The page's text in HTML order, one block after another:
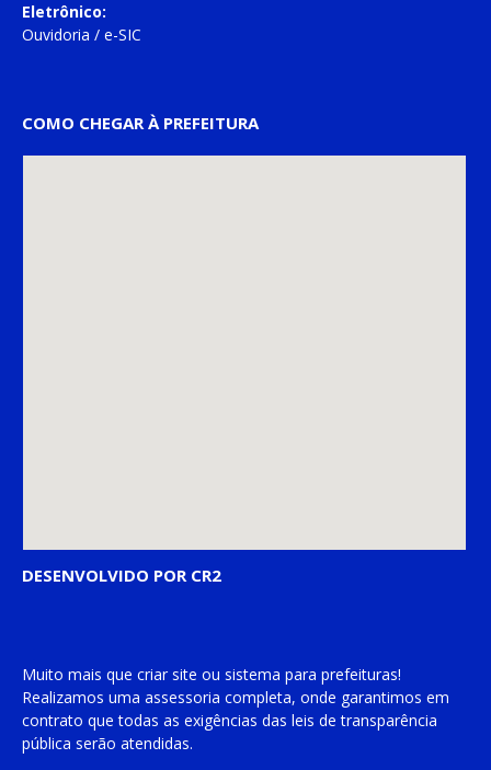
Eletrônico:
Ouvidoria / e-SIC
COMO CHEGAR À PREFEITURA
DESENVOLVIDO POR CR2
Muito mais que criar site ou sistema para prefeituras!
Realizamos uma assessoria completa, onde garantimos em
contrato que todas as exigências das leis de transparência
pública serão atendidas.